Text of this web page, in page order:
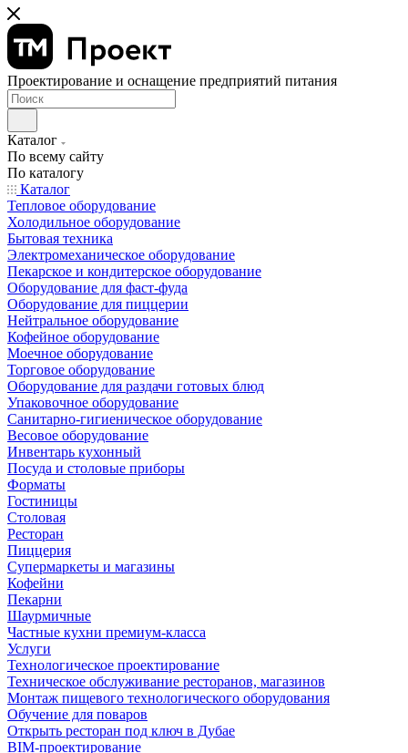
Проектирование и оснащение предприятий питания
Каталог
По всему сайту
По каталогу
Каталог
Тепловое оборудование
Холодильное оборудование
Бытовая техника
Электромеханическое оборудование
Пекарское и кондитерское оборудование
Оборудование для фаст-фуда
Оборудование для пиццерии
Нейтральное оборудование
Кофейное оборудование
Моечное оборудование
Торговое оборудование
Оборудование для раздачи готовых блюд
Упаковочное оборудование
Санитарно-гигиеническое оборудование
Весовое оборудование
Инвентарь кухонный
Посуда и столовые приборы
Форматы
Гостиницы
Столовая
Ресторан
Пиццерия
Супермаркеты и магазины
Кофейни
Пекарни
Шаурмичные
Частные кухни премиум-класса
Услуги
Технологическое проектирование
Техническое обслуживание ресторанов, магазинов
Монтаж пищевого технологического оборудования
Обучение для поваров
Открыть ресторан под ключ в Дубае
BIM-проектирование